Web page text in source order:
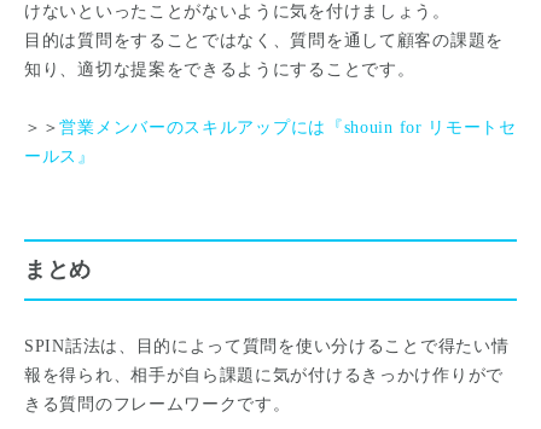
けないといったことがないように気を付けましょう。
目的は質問をすることではなく、質問を通して顧客の課題を
知り、適切な提案をできるようにすることです。
＞＞営業メンバーのスキルアップには『shouin for リモートセ
ールス』
まとめ
SPIN話法は、目的によって質問を使い分けることで得たい情
報を得られ、相手が自ら課題に気が付けるきっかけ作りがで
きる質問のフレームワークです。